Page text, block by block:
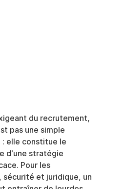
du recrutement,
pas une simple
elle constitue le
d'une stratégie
Pour les
sécurité et juridique, un